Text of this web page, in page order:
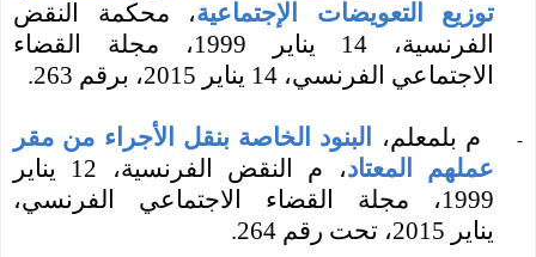
توزيع التعويضات الإجتماعية، محكمة النقض
الفرنسية، 14 يناير 1999، مجلة القضاء
الاجتماعي الفرنسي، 14 يناير 2015، برقم
263
.
- م بلمعلم،
البنود الخاصة بنقل الأجراء من مقر
عملهم المعتاد، م النقض الفرنسية،
12 يناير
1999،
مجلة القضاء الاجتماعي الفرنسي،
يناير 2015، تحت رقم 264.